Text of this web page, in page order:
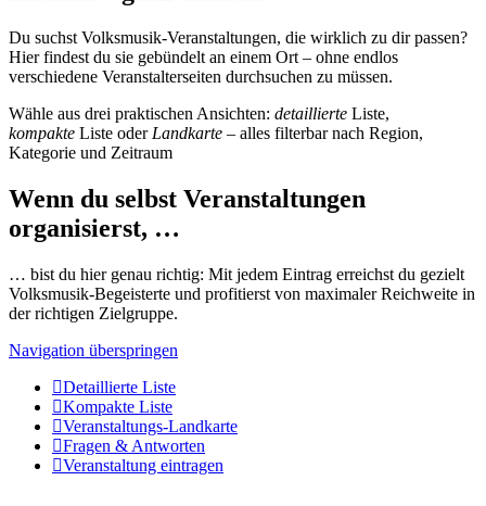
Du suchst Volksmusik-Veranstaltungen, die wirklich zu dir passen?
Hier findest du sie gebündelt an einem Ort – ohne endlos
verschiedene Veranstalterseiten durchsuchen zu müssen.
Wähle aus drei praktischen Ansichten: detaillierte Liste,
kompakte Liste oder Landkarte – alles filterbar nach Region,
Kategorie und Zeitraum
Wenn du selbst Veranstaltungen
organisierst, …
… bist du hier genau richtig: Mit jedem Eintrag erreichst du gezielt
Volksmusik-Begeisterte und profitierst von maximaler Reichweite in
der richtigen Zielgruppe.
Navigation überspringen
Detaillierte Liste
Kompakte Liste
Veranstaltungs-Landkarte
Fragen & Antworten
Veranstaltung eintragen